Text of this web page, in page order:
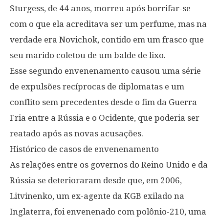
Sturgess, de 44 anos, morreu após borrifar-se
com o que ela acreditava ser um perfume, mas na
verdade era Novichok, contido em um frasco que
seu marido coletou de um balde de lixo.
Esse segundo envenenamento causou uma série
de expulsões recíprocas de diplomatas e um
conflito sem precedentes desde o fim da Guerra
Fria entre a Rússia e o Ocidente, que poderia ser
reatado após as novas acusações.
Histórico de casos de envenenamento
As relações entre os governos do Reino Unido e da
Rússia se deterioraram desde que, em 2006,
Litvinenko, um ex-agente da KGB exilado na
Inglaterra, foi envenenado com polônio-210, uma